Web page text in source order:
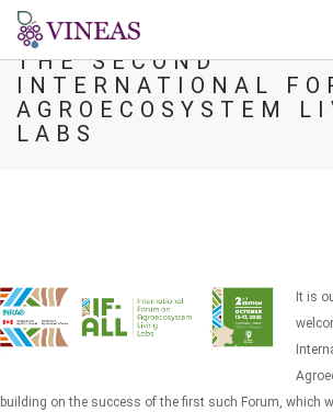
HOME
SU VINEAS
ENTRA
THE SECOND
INTERNATIONAL
AGROECOSYSTEM
LABS
It is
building on the success of the first such Forum, which